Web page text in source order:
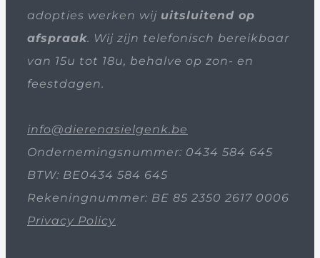
adopties werken wij uitsluitend op
afspraak. Wij zijn telefonisch bereikbaar
van 15u tot 18u, behalve op zon- en
feestdagen.
info@dierenasielgenk.be
Ondernemingsnummer: 0434 584 645
BTW: BE0434 584 645
Rekeningnummer: BE 85 2350 2617 0006
Privacy Policy